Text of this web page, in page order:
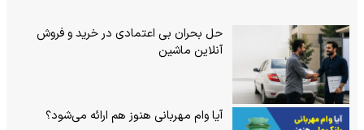
حل بحران بی‌ اعتمادی در خرید و فروش
آنلاین ماشین
آیا وام مهربانی هنوز هم ارائه می‌شود؟